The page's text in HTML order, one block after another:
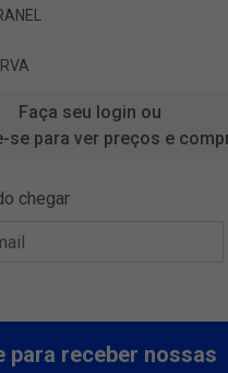
Faça seu login ou
se para ver preços e
chegar
para receber nossas